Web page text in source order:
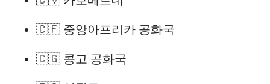
🇨🇫 중앙아프리카 공화국
🇨🇬 콩고 공화국